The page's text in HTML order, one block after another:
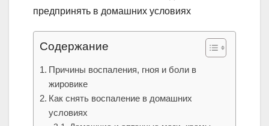
Содержание
Причины воспаления, гноя и боли в
жировике
Как снять воспаление в домашних
условиях